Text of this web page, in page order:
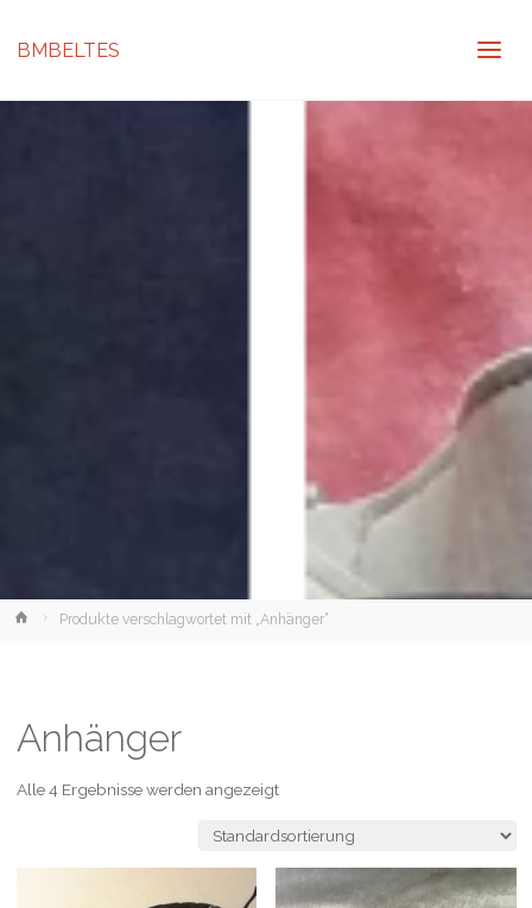
BMBELTES
HomeProdukte verschlagwortet mit „Anhänger“
Anhänger
Alle 4 Ergebnisse werden angezeigt